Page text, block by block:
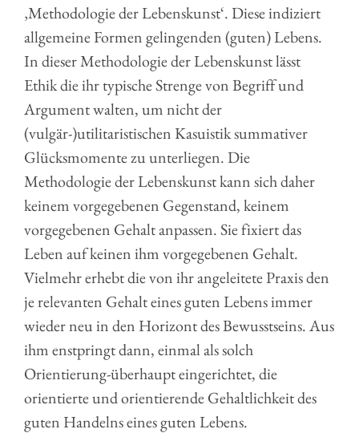
‚Methodologie der Lebenskunst‘. Diese indiziert
allgemeine Formen gelingenden (guten) Lebens.
In dieser Methodologie der Lebenskunst lässt
Ethik die ihr typische Strenge von Begriff und
Argument walten, um nicht der
(vulgär-)utilitaristischen Kasuistik summativer
Glücksmomente zu unterliegen. Die
Methodologie der Lebenskunst kann sich daher
keinem vorgegebenen Gegenstand, keinem
vorgegebenen Gehalt anpassen. Sie fixiert das
Leben auf keinen ihm vorgegebenen Gehalt.
Vielmehr erhebt die von ihr angeleitete Praxis den
je relevanten Gehalt eines guten Lebens immer
wieder neu in den Horizont des Bewusstseins. Aus
ihm enstpringt dann, einmal als solch
Orientierung-überhaupt eingerichtet, die
orientierte und orientierende Gehaltlichkeit des
guten Handelns eines guten Lebens.